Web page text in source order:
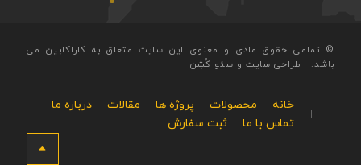
© تمامی حقوق مادی و معنوی این سایت متعلق به کاراکابین می
باشد. - طراحی سایتو سئو کُشِن
خانه محصولات پروژه ها مقالات
درباره ما
تماس با ما
ثبت سفارش